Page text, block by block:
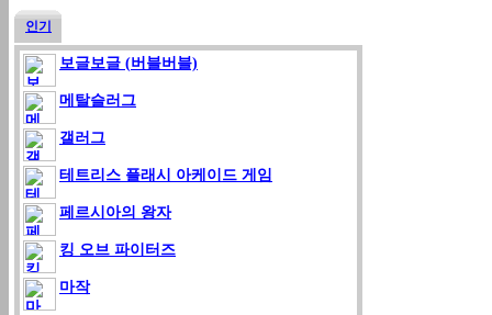
인기
보글보글 (버블버블)
메탈슬러그
갤러그
테트리스 플래시 아케이드 게임
페르시아의 왕자
킹 오브 파이터즈
마작